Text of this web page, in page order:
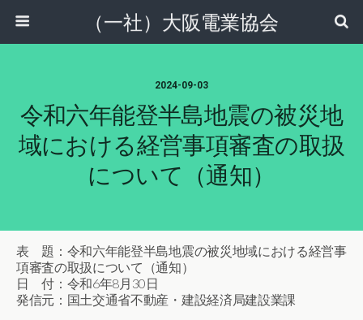
（一社）大阪電業協会
2024-09-03
令和六年能登半島地震の被災地
域における経営事項審査の取扱
について（通知）
表 題：令和六年能登半島地震の被災地域における経営事
項審査の取扱について（通知）
日 付：令和6年8月30日
発信元：国土交通省不動産・建設経済局建設業課